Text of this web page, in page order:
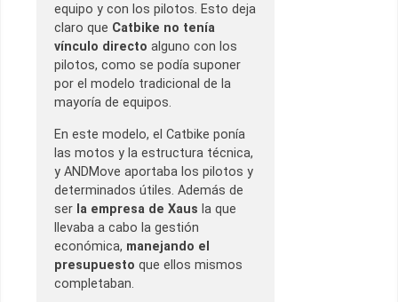
equipo y con los pilotos. Esto deja
claro que Catbike no tenía
vínculo directo alguno con los
pilotos, como se podía suponer
por el modelo tradicional de la
mayoría de equipos.
En este modelo, el Catbike ponía
las motos y la estructura técnica,
y ANDMove aportaba los pilotos y
determinados útiles. Además de
ser la empresa de Xaus la que
llevaba a cabo la gestión
económica, manejando el
presupuesto que ellos mismos
completaban.